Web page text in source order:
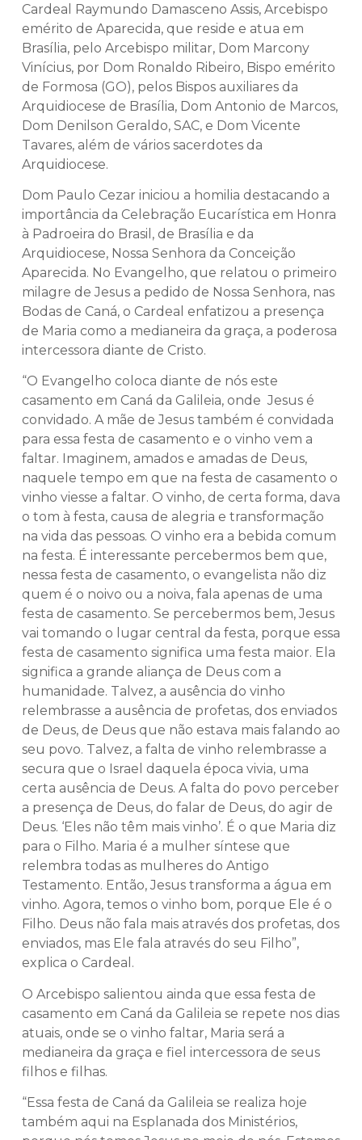
Cardeal Raymundo Damasceno Assis, Arcebispo
emérito de Aparecida, que reside e atua em
Brasília, pelo Arcebispo militar, Dom Marcony
Vinícius, por Dom Ronaldo Ribeiro, Bispo emérito
de Formosa (GO), pelos Bispos auxiliares da
Arquidiocese de Brasília, Dom Antonio de Marcos,
Dom Denilson Geraldo, SAC, e Dom Vicente
Tavares, além de vários sacerdotes da
Arquidiocese.
Dom Paulo Cezar iniciou a homilia destacando a
importância da Celebração Eucarística em Honra
à Padroeira do Brasil, de Brasília e da
Arquidiocese, Nossa Senhora da Conceição
Aparecida. No Evangelho, que relatou o primeiro
milagre de Jesus a pedido de Nossa Senhora, nas
Bodas de Caná, o Cardeal enfatizou a presença
de Maria como a medianeira da graça, a poderosa
intercessora diante de Cristo.
“O Evangelho coloca diante de nós este
casamento em Caná da Galileia, onde Jesus é
convidado. A mãe de Jesus também é convidada
para essa festa de casamento e o vinho vem a
faltar. Imaginem, amados e amadas de Deus,
naquele tempo em que na festa de casamento o
vinho viesse a faltar. O vinho, de certa forma, dava
o tom à festa, causa de alegria e transformação
na vida das pessoas. O vinho era a bebida comum
na festa. É interessante percebermos bem que,
nessa festa de casamento, o evangelista não diz
quem é o noivo ou a noiva, fala apenas de uma
festa de casamento. Se percebermos bem, Jesus
vai tomando o lugar central da festa, porque essa
festa de casamento significa uma festa maior. Ela
significa a grande aliança de Deus com a
humanidade. Talvez, a ausência do vinho
relembrasse a ausência de profetas, dos enviados
de Deus, de Deus que não estava mais falando ao
seu povo. Talvez, a falta de vinho relembrasse a
secura que o Israel daquela época vivia, uma
certa ausência de Deus. A falta do povo perceber
a presença de Deus, do falar de Deus, do agir de
Deus. ‘Eles não têm mais vinho’. É o que Maria diz
para o Filho. Maria é a mulher síntese que
relembra todas as mulheres do Antigo
Testamento. Então, Jesus transforma a água em
vinho. Agora, temos o vinho bom, porque Ele é o
Filho. Deus não fala mais através dos profetas, dos
enviados, mas Ele fala através do seu Filho”,
explica o Cardeal.
O Arcebispo salientou ainda que essa festa de
casamento em Caná da Galileia se repete nos dias
atuais, onde se o vinho faltar, Maria será a
medianeira da graça e fiel intercessora de seus
filhos e filhas.
“Essa festa de Caná da Galileia se realiza hoje
também aqui na Esplanada dos Ministérios,